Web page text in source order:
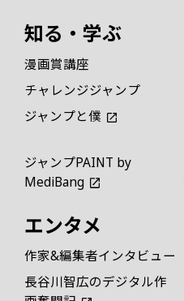
知る・学ぶ
漫画賞講座
チャレンジジャンプ
ジャンプと僕
ジャンプPAINT by
MediBang
エンタメ
作家&編集者インタビュー
長谷川智広のデジタル作